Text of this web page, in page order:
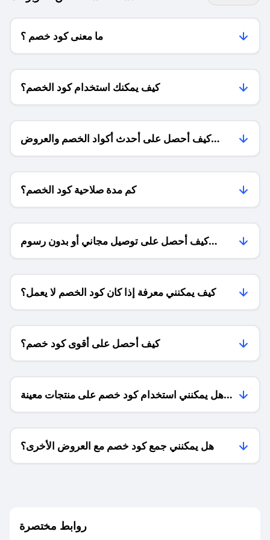
ما معنى كود خصم ؟
كيف يمكنك استخدام كود الخصم؟
كيف أحصل على أحدث أكواد الخصم والعروض
للمتاجر؟
كم مدة صلاحية كود الخصم؟
كيف أحصل على توصيل مجاني أو بدون رسوم
الشحن ؟
كيف يمكنني معرفة إذا كان كود الخصم لا يعمل؟
كيف أحصل على أقوى كود خصم؟
هل يمكنني استخدام كود خصم على منتجات معينة
فقط؟
هل يمكنني جمع كود خصم مع العروض الأخرى؟
روابط مختصرة